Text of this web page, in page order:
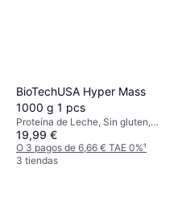
BioTechUSA Hyper Mass
1000 g 1 pcs
Proteína de Leche, Sin gluten,
Edulcorante
19,99 €
O 3 pagos de 6,66 € TAE 0%¹
3 tiendas